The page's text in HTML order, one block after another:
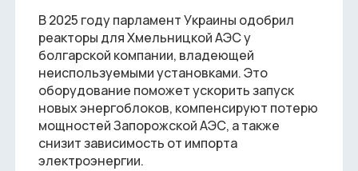
В 2025 году парламент Украины одобрил
реакторы для Хмельницкой АЭС у
болгарской компании, владеющей
неиспользуемыми установками. Это
оборудование поможет ускорить запуск
новых энергоблоков, компенсируют потерю
мощностей Запорожской АЭС, а также
снизит зависимость от импорта
электроэнергии.